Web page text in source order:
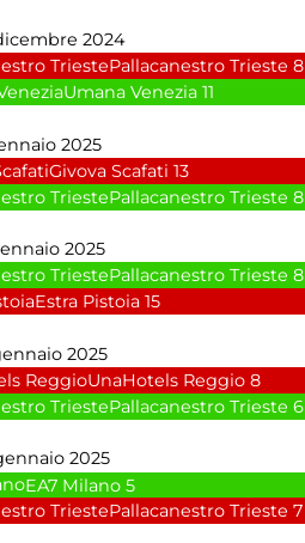
2024
Pallacanestro Trieste 8
Umana Venezia 11
2025
Givova Scafati 13
Pallacanestro Trieste 8
2025
Pallacanestro Trieste 8
Estra Pistoia 15
2025
UnaHotels Reggio 8
Pallacanestro Trieste 6
2025
EA7 Milano 5
Pallacanestro Trieste 7